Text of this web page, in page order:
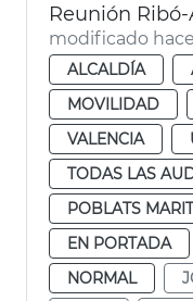
Reunión
modificado
ALCALDÍA
MOVILIDAD
VALENCIA
TODAS LAS
POBLATS
EN PORTADA
NORMAL